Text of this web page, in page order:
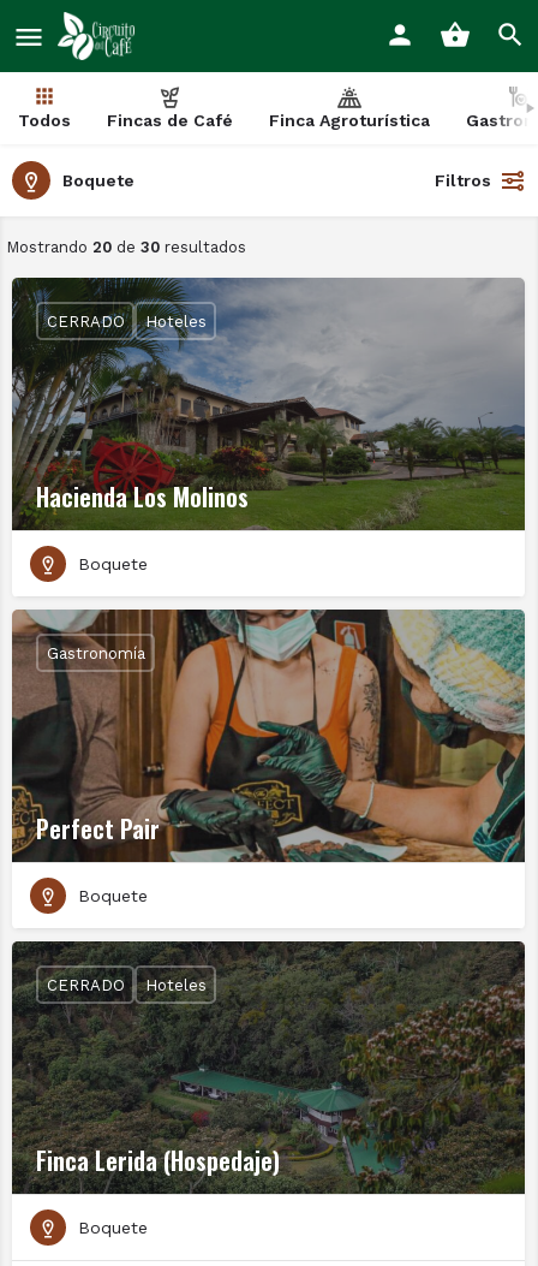
Todos Fincas de Café Finca Agroturística
Boquete Filtros
Mostrando 20 de 30 resultados
Hacienda Los Molinos
CERRADO Hoteles
Boquete
Perfect Pair
Gastronomía
Boquete
Finca Lerida (Hospedaje)
CERRADO Hoteles
Boquete